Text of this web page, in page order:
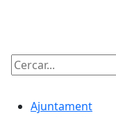
Cercar:
Ajuntament